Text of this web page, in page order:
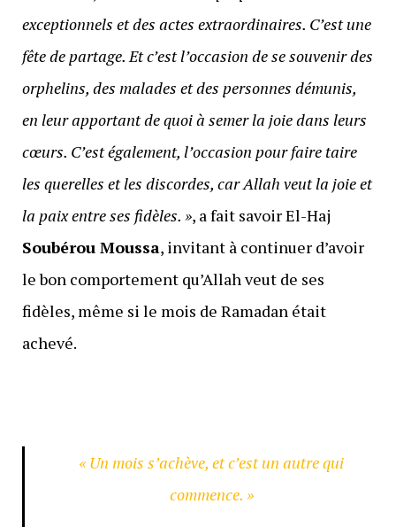
exceptionnels et des actes extraordinaires. C’est une
fête de partage. Et c’est l’occasion de se souvenir des
orphelins, des malades et des personnes démunis,
en leur apportant de quoi à semer la joie dans leurs
cœurs. C’est également, l’occasion pour faire taire
les querelles et les discordes, car Allah veut la joie et
la paix entre ses fidèles. », a fait savoir El-Haj
Soubérou Moussa, invitant à continuer d’avoir
le bon comportement qu’Allah veut de ses
fidèles, même si le mois de Ramadan était
achevé.
« Un mois s’achève, et c’est un autre qui
commence. »